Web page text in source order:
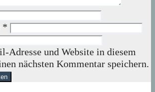
*
Adresse und Website in diesem
nächsten Kommentar speichern.